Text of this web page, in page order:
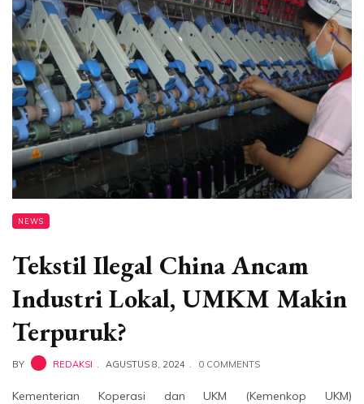
NEWS
Tekstil Ilegal China Ancam
Industri Lokal, UMKM Makin
Terpuruk?
BY REDAKSI AGUSTUS 8, 2024 0 COMMENTS
Kementerian Koperasi dan UKM (Kemenkop UKM)